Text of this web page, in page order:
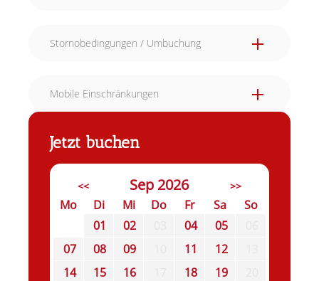
Stornobedingungen / Umbuchung
Mobile Einschränkungen
Jetzt buchen
<< Sep 2026 >>
Mo Di Mi Do Fr Sa
So
01
02 04 05
07
08 09 11 12
14
15 16 18 19